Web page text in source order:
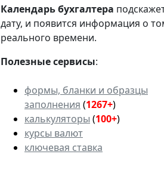
Календарьбухгалтера
дату, и появится информация о
реального времени.
Полезные сервисы:
формы, бланки и образцы
заполнения (1267+)
калькуляторы (100+)
курсы валют
ключевая ставка